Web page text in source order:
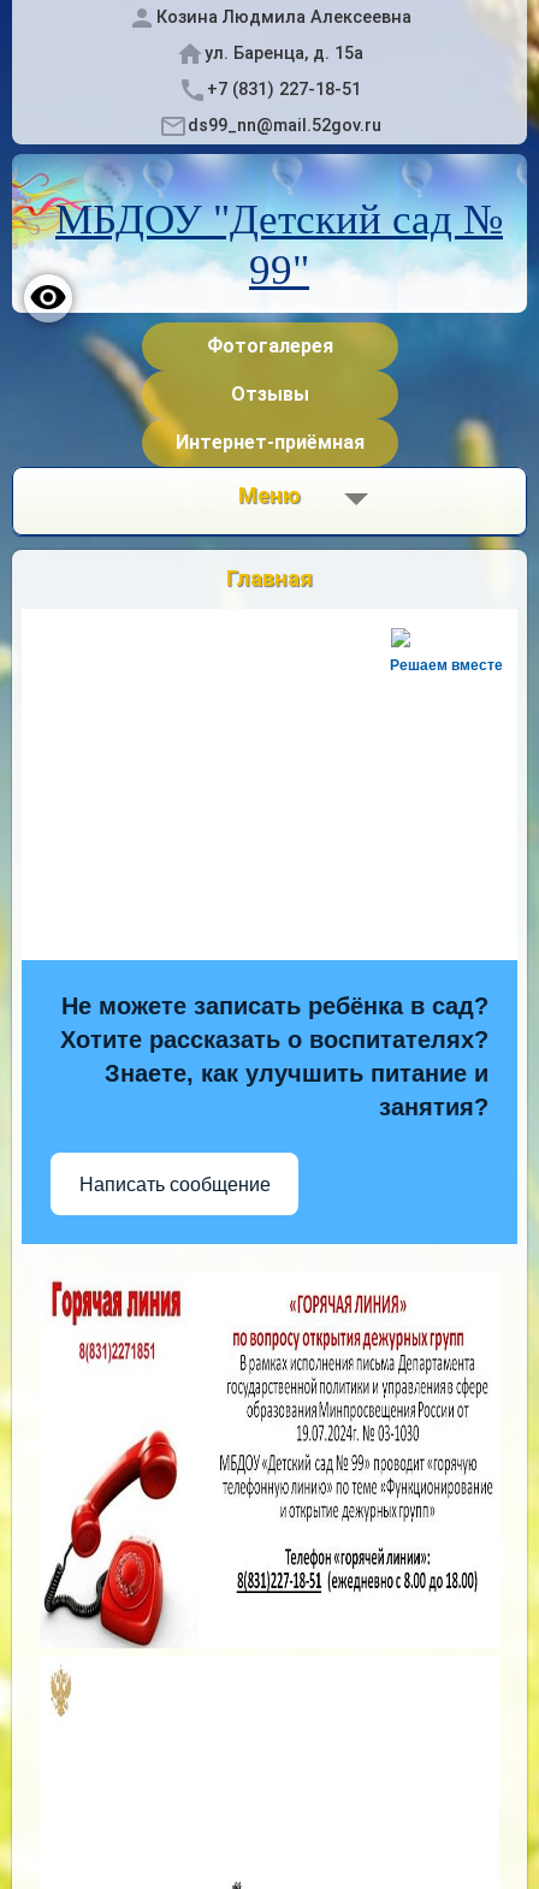
Козина Людмила Алексеевна
ул. Баренца, д. 15а
+7 (831) 227-18-51
ds99_nn@mail.52gov.ru
МБДОУ "Детский сад №
99"
Фотогалерея
Отзывы
Интернет-приёмная
Меню
Главная
Решаем вместе
Не можете записать ребёнка в сад?
Хотите рассказать о воспитателях?
Знаете, как улучшить питание и
занятия?
Написать сообщение